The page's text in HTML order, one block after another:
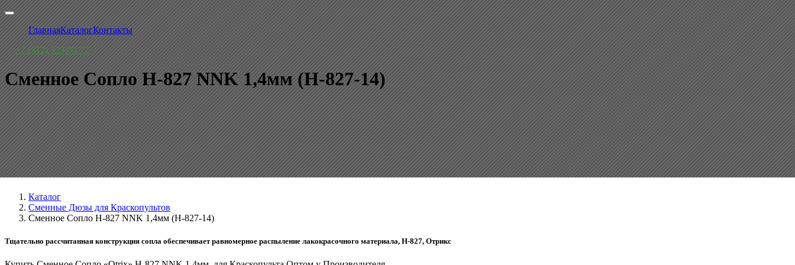
ГлавнаяКаталогКонтакты
+7 (812) 329-00-77
Сменное Сопло H-827 NNK 1,4мм (H-827-14)
Каталог
Сменные Дюзы для Краскопультов
Сменное Сопло H-827 NNK 1,4мм (H-827-14)
Тщательно рассчитанная конструкция сопла обеспечивает равномерное распыление лакокрасочного материала, H-827, Отрикс